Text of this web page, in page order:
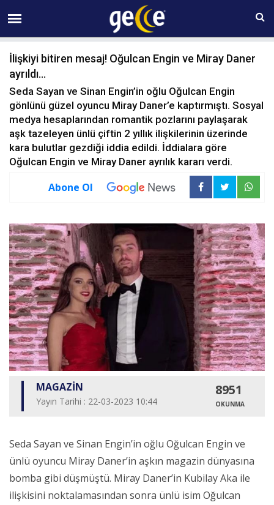
09 AĞUSTOS Pazar 14:33
İlişkiyi bitiren mesaj! Oğulcan Engin ve Miray Daner
ayrıldı...
Seda Sayan ve Sinan Engin’in oğlu Oğulcan Engin
gönlünü güzel oyuncu Miray Daner’e kaptırmıştı. Sosyal
medya hesaplarından romantik pozlarını paylaşarak
aşk tazeleyen ünlü çiftin 2 yıllık ilişkilerinin üzerinde
kara bulutlar gezdiği iddia edildi. İddialara göre
Oğulcan Engin ve Miray Daner ayrılık kararı verdi.
Abone Ol
MAGAZİN
Yayın Tarihi : 22-03-2023 10:44
8951
OKUNMA
Seda Sayan ve Sinan Engin’in oğlu Oğulcan Engin ve
ünlü oyuncu Miray Daner’in aşkın magazin dünyasına
bomba gibi düşmüştü. Miray Daner’in Kubilay Aka ile
ilişkisini noktalamasından sonra ünlü isim Oğulcan